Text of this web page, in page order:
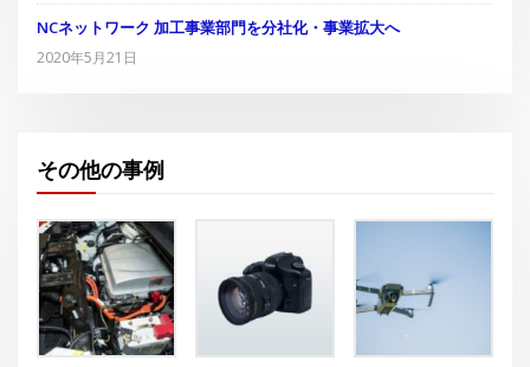
NCネットワーク 加工事業部門を分社化・事業拡大へ
2020年5月21日
その他の事例